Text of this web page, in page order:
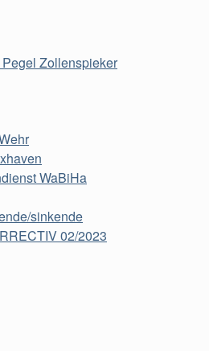
Pegel Zollenspieker
WaBiHa
sinkende
02/2023